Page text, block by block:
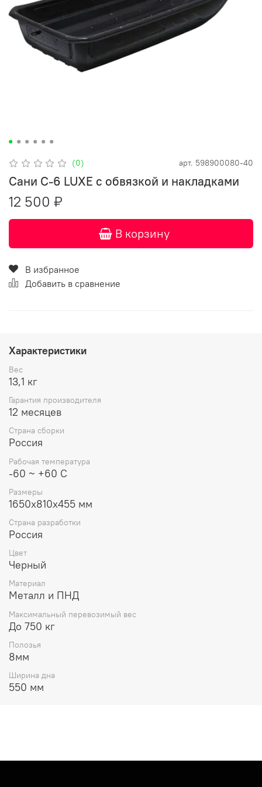
(0) арт. 598900080-40
Сани C-6 LUXE с обвязкой и накладками
12 500 ₽
В корзину
В избранное
Добавить в сравнение
Характеристики
Вес
13,1 кг
Гарантия производителя
12 месяцев
Страна сборки
Россия
Рабочая температура
-60 ~ +60 C
Размеры
1650x810x455 мм
Страна разработки
Россия
Цвет
Черный
Материал
Металл и ПНД
Максимальный перевозимый вес
До 750 кг
Полозья
8мм
Ширина дна
550 мм